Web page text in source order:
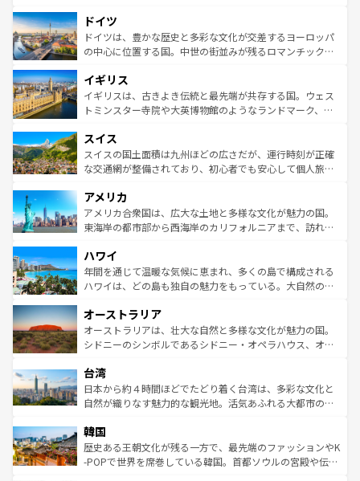
せる。地方によって風土や気候が異なるスペインはその個
性で訪れる人を魅了する。 なお、新着のスペイン情報は コ
ンテンツ一覧を参照してほしい。
で、幅広い魅力が詰まっている。華麗な宮殿、歴史的な大
聖堂、美しいビーチ、そして豊かな自然が、訪れる者を心
から魅了する。また、フランスは美食の国としても知ら
いる。シャンパンの発祥地であるランス、プロヴァンスの
香り高いラベンダー畑など、多彩な楽しみ方が可能だ。さ
らに、パリ以外の地域にも魅力が溢れており、どの街角に
れる地方に足を運ぶとそれぞれで全く異なる文化を体験で
きるだろう。 なお、新着のフランス情報はコンテンツ一覧
を参照してほしい。
ドイツ
ドイツは、豊かな歴史と多彩な文化が交差するヨーロッパ
の中心に位置する国。中世の街並みが残るロマンチック街
顔を持つこの国は、どこを歩いても飽きることがない。ベ
ルリンの文化的活気、バイエルン州のアルプスの絶景、そ
してライン川沿いのワイン畑といった風景は必見。ビール
は、お酒好きな人にはぜひ体験してほしい。 なお、新着の
ドイツ情報はコンテンツ一覧を参照してほしい。
イギリス
イギリスは、古きよき伝統と最先端が共存する国。ウェス
トミンスター寺院や大英博物館のようなランドマーク、歴
リアごとに異なる魅力がある。また、優雅なアフタヌーン
ティー、ビール好きにはたまらない英国パブ、サッカー観
戦など、本場だからこそできる体験も豊富。イギリスを旅
ンツ一覧を参照してほしい。
スイス
スイスの国土面積は九州ほどの広さだが、運行時刻が正確
な交通網が整備されており、初心者でも安心して個人旅行
の建物がそのまま残る町や、スイスならではのユニークな
博物館もあり、アルプス観光だけでなく町歩きも満喫する
ことができる。国民の所得が高いため物価も高いが、旅行
ば市内交通費無料で観光を楽しむこともできる。 なお、新
着のスイス情報はコンテンツ一覧 を参照してほしい。
アメリカ
アメリカ合衆国は、広大な土地と多様な文化が魅力の国。
東海岸の都市部から西海岸のカリフォルニアまで、訪れる
のような巨大都市は、観光、ショッピング、エンターテイ
ンメントが詰まった刺激的なスポットだ。一方、アメリカ
西部には大自然が広がり、グランドキャニオンやイエロー
部のニューオーリンズでは、音楽と美食が融合した独特の
文化が魅力。旅行者はアメリカの各地域で異なる魅力を楽
しみながら、その多様性と豊かな歴史を感じることができ
ならではの贅沢な旅のスタイルだ。 なお、新着のアメリカ
情報はコンテンツ一覧を参照してほしい。
ハワイ
年間を通じて温暖な気候に恵まれ、多くの島で構成される
ハワイは、どの島も独自の魅力をもっている。大自然の神
ワイ島は見逃せない。また、定番の観光地といえばオアフ
島だが、静かな自然を求めるならマウイ島やカウアイ島が
おすすめ。エメラルドグリーンに輝く海をはじめ、豊かな
れるおもてなしの心で訪れる人々を迎えてくれるハワイの
人々、おいしいローカルフードやハワイアンミュージッ
ク、伝統的なフラダンスなど、すべてがハワイの魅力を彩
ワイを、存分に味わってほしい。 なお、新着のハワイ情報
はコンテンツ一覧を参照してほしい。
オーストラリア
オーストラリアは、壮大な自然と多様な文化が魅力の国。
シドニーのシンボルであるシドニー・オペラハウス、オー
リアリーフや大陸中央部にそびえるウルル（エアーズロッ
ク）、タスマニアの美しい原生林やケアンズの熱帯雨林な
ど、見どころがたくさん。また、カフェやワイン、オージ
いる。アクティビティも充実しており、サーフィンやダイ
ビング、ハイキングなど、アウトドア好きにはたまらな
い。オーストラリアの多彩な魅力を存分に味わいつくそ
台湾
日本から約４時間ほどでたどり着く台湾は、多彩な文化と
自然が織りなす魅力的な観光地。活気あふれる大都市の台
ン）、静ひつな山岳地帯である台湾東部など、都市の喧騒
と山間の静けさが共存しており、訪れる人に新しい発見と
驚きをもたらしてくれる。また、奥深い台湾の食文化も魅
韓国
歴史ある王朝文化が残る一方で、最先端のファッションやK
-POPで世界を席巻している韓国。首都ソウルの宮殿や伝統